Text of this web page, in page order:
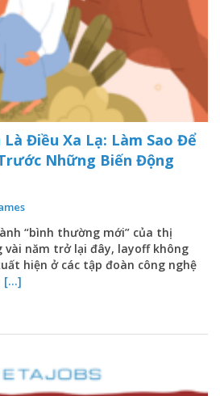
Điều Xa Lạ: Làm Sao Để
Những Biến Động
“bình thường mới” của thị
năm trở lại đây, layoff không
hiện ở các tập đoàn công nghệ
[...]